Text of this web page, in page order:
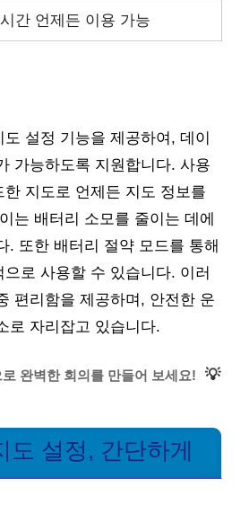
간 언제든 이용 가능
설정 기능을 제공하여, 데이
가능하도록 지원합니다. 사용
지도로 언제든 지도 정보를
는 배터리 소모를 줄이는 데에
. 또한 배터리 절약 모드를 통해
로 사용할 수 있습니다. 이러
편리함을 제공하며, 안전한 운
로 자리잡고 있습니다.
완벽한 회의를 만들어 보세요! 💡
도 설정, 간단하게